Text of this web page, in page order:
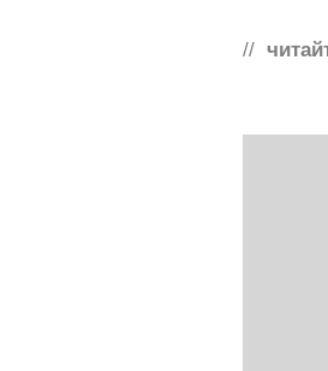
//